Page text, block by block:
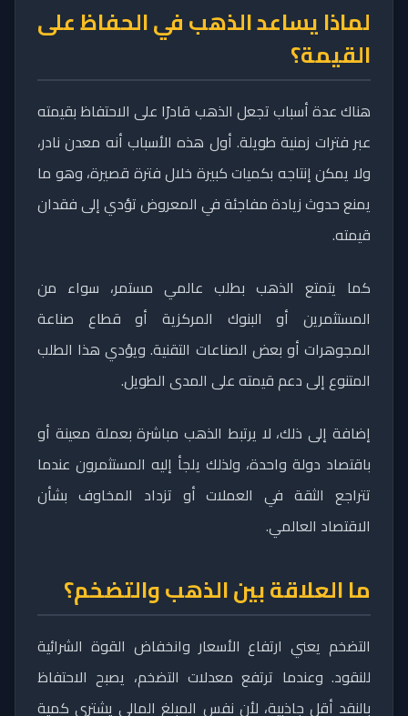
لماذا يساعد الذهب في الحفاظ على
القيمة؟
هناك عدة أسباب تجعل الذهب قادرًا على الاحتفاظ بقيمته
عبر فترات زمنية طويلة. أول هذه الأسباب أنه معدن نادر،
ولا يمكن إنتاجه بكميات كبيرة خلال فترة قصيرة، وهو ما
يمنع حدوث زيادة مفاجئة في المعروض تؤدي إلى فقدان
قيمته.
كما يتمتع الذهب بطلب عالمي مستمر، سواء من
المستثمرين أو البنوك المركزية أو قطاع صناعة
المجوهرات أو بعض الصناعات التقنية. ويؤدي هذا الطلب
المتنوع إلى دعم قيمته على المدى الطويل.
إضافة إلى ذلك، لا يرتبط الذهب مباشرة بعملة معينة أو
باقتصاد دولة واحدة، ولذلك يلجأ إليه المستثمرون عندما
تتراجع الثقة في العملات أو تزداد المخاوف بشأن
الاقتصاد العالمي.
ما العلاقة بين الذهب والتضخم؟
التضخم يعني ارتفاع الأسعار وانخفاض القوة الشرائية
للنقود. وعندما ترتفع معدلات التضخم، يصبح الاحتفاظ
بالنقد أقل جاذبية، لأن نفس المبلغ المالي يشتري كمية